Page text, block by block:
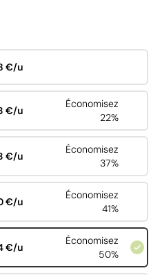
€/u
€/u
Économisez
22%
€/u
Économisez
37%
€/u
Économisez
41%
€/u
Économisez
50%